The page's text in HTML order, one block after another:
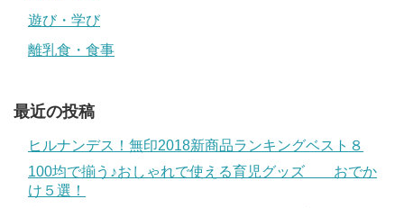
遊び・学び
離乳食・食事
最近の投稿
ヒルナンデス！無印2018新商品ランキングベスト８
100均で揃う♪おしゃれで使える育児グッズ おでか
け５選！